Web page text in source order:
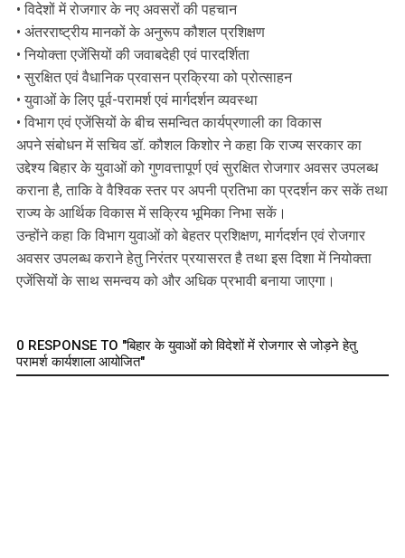
• विदेशों में रोजगार के नए अवसरों की पहचान
• अंतरराष्ट्रीय मानकों के अनुरूप कौशल प्रशिक्षण
• नियोक्ता एजेंसियों की जवाबदेही एवं पारदर्शिता
• सुरक्षित एवं वैधानिक प्रवासन प्रक्रिया को प्रोत्साहन
• युवाओं के लिए पूर्व-परामर्श एवं मार्गदर्शन व्यवस्था
• विभाग एवं एजेंसियों के बीच समन्वित कार्यप्रणाली का विकास
अपने संबोधन में सचिव डॉ. कौशल किशोर ने कहा कि राज्य सरकार का
उद्देश्य बिहार के युवाओं को गुणवत्तापूर्ण एवं सुरक्षित रोजगार अवसर उपलब्ध
कराना है, ताकि वे वैश्विक स्तर पर अपनी प्रतिभा का प्रदर्शन कर सकें तथा
राज्य के आर्थिक विकास में सक्रिय भूमिका निभा सकें।
उन्होंने कहा कि विभाग युवाओं को बेहतर प्रशिक्षण, मार्गदर्शन एवं रोजगार
अवसर उपलब्ध कराने हेतु निरंतर प्रयासरत है तथा इस दिशा में नियोक्ता
एजेंसियों के साथ समन्वय को और अधिक प्रभावी बनाया जाएगा।
0 RESPONSE TO "बिहार के युवाओं को विदेशों में रोजगार से जोड़ने हेतु
परामर्श कार्यशाला आयोजित"